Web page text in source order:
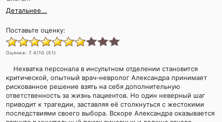
Детальнее...
Поставьте оценку:
Оценка: 7.4/10 (51)
Нехватка персонала в инсультном отделении становится
критической, опытный врач-невролог Александра принимает
рискованное решение взять на себя дополнительную
ответственность за жизнь пациентов. Но один неверный шаг
приводит к трагедии, заставляя её столкнуться с жестокими
последствиями своего выбора. Вскоре Александра оказывается